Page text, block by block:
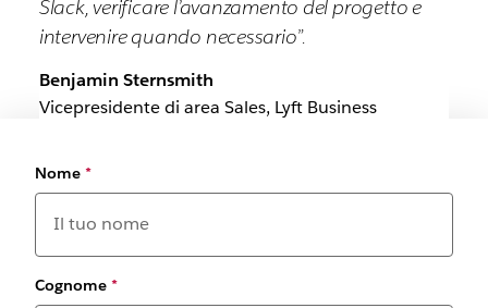
Slack, verificare l’avanzamento del progetto e
intervenire quando necessario”.
Benjamin Sternsmith
Vicepresidente di area Sales, Lyft Business
Nome *
Cognome *